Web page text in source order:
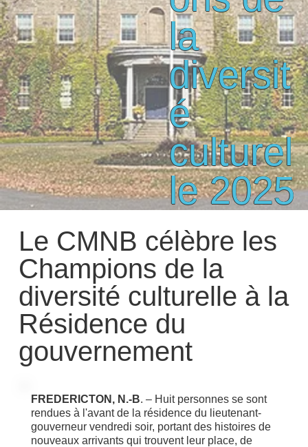
la
diversit
é
culturel
le 2025
Le CMNB célèbre les
Champions de la
diversité culturelle à la
Résidence du
gouvernement
FREDERICTON, N.-B. – Huit personnes se sont
rendues à l'avant de la résidence du lieutenant-
gouverneur vendredi soir, portant des histoires de
nouveaux arrivants qui trouvent leur place, de